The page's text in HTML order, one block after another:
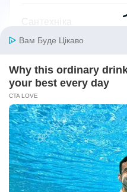
Сантехніка
Секс
Серіали
Символіка та значення
Сім'я